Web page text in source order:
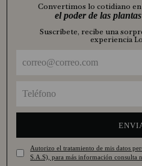
Convertimos lo cotidiano
el poder de las
Suscríbete, recibe una
experiencia
Autorizo el tratamiento de mis datos
S.A.S), para más información consulta